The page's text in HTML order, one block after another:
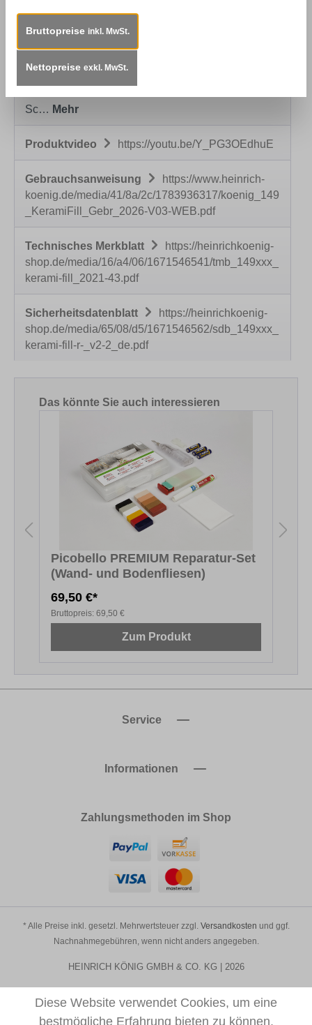
Beschreibung
Sc… Mehr
Produktvideo https://youtu.be/Y_PG3OEdhuE
Gebrauchsanweisung
https://www.heinrich-
koenig.de/media/41/8a/2c/1783936317/koenig_149
_KeramiFill_Gebr_2026-V03-WEB.pdf
Technisches Merkblatt
https://heinrichkoenig-
shop.de/media/16/a4/06/1671546541/tmb_149xxx_
kerami-fill_2021-43.pdf
Sicherheitsdatenblatt
https://heinrichkoenig-
shop.de/media/65/08/d5/1671546562/sdb_149xxx_
kerami-fill-r-_v2-2_de.pdf
Produktgalerie überspringen
Das könnte Sie auch interessieren
Picobello PREMIUM Reparatur-Set
(Wand- und Bodenfliesen)
69,50 €*
Bruttopreis: 69,50 €
Zum Produkt
Service
Informationen
Zahlungsmethoden im Shop
* Alle Preise inkl. gesetzl. Mehrwertsteuer zzgl. Versandkosten und ggf.
Nachnahmegebühren, wenn nicht anders angegeben.
HEINRICH KÖNIG GMBH & CO. KG | 2026
Diese Website verwendet Cookies, um eine
bestmögliche Erfahrung bieten zu können.
Bruttopreise inkl. MwSt.
Nettopreise exkl. MwSt.